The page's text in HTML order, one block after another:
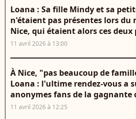
Loana : Sa fille Mindy et sa
n'étaient pas présentes lors du
Nice, qui étaient alors ces deux
11 avril 2026 à 13:00
À Nice, "pas beaucoup de
Loana : l'ultime rendez-vous a
anonymes fans de la gagnante
11 avril 2026 à 12:25